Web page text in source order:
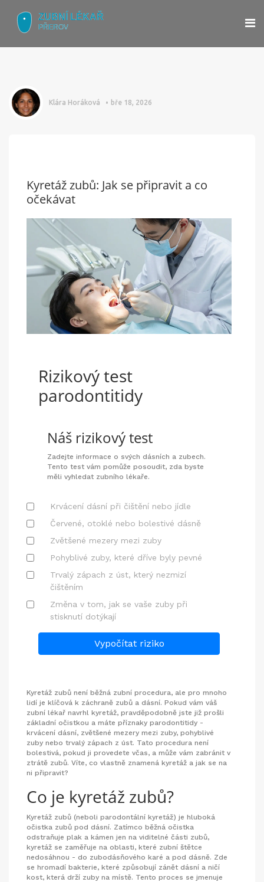
Klára Horáková bře 18, 2026
Kyretáž zubů: Jak se připravit a co
očekávat
Rizikový test
parodontitidy
Náš rizikový test
Zadejte informace o svých dásních a zubech.
Tento test vám pomůže posoudit, zda byste
měli vyhledat zubního lékaře.
Krvácení dásní při čištění nebo jídle
Červené, otoklé nebo bolestivé dásně
Zvětšené mezery mezi zuby
Pohyblivé zuby, které dříve byly pevné
Trvalý zápach z úst, který nezmizí
čištěním
Změna v tom, jak se vaše zuby při
stisknutí dotýkají
Vypočítat riziko
Kyretáž zubů není běžná zubní procedura, ale pro mnoho
lidí je klíčová k záchraně zubů a dásní. Pokud vám váš
zubní lékař navrhl kyretáž, pravděpodobně jste již prošli
základní očistkou a máte příznaky parodontitidy -
krvácení dásní, zvětšené mezery mezi zuby, pohyblivé
zuby nebo trvalý zápach z úst. Tato procedura není
bolestivá, pokud ji provedete včas, a může vám zabránit v
ztrátě zubů. Víte, co vlastně znamená kyretáž a jak se na
ni připravit?
Co je kyretáž zubů?
Kyretáž zubů (neboli parodontální kyretáž) je hluboká
očistka zubů pod dásní. Zatímco běžná očistka
odstraňuje plak a kámen jen na viditelné části zubů,
kyretáž se zaměřuje na oblasti, které zubní štětce
nedosáhnou - do zubodásňového karé a pod dásně. Zde
se hromadí bakterie, které způsobují zánět dásní a ničí
kost, která drží zuby na místě. Tento proces se jmenuje